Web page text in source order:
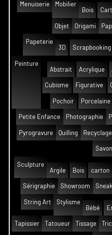
Menuiserie
Mobilier
Bois
Objet Origami
Papeterie
3D
Scrapbooking
Peinture
Abstrait
Acrylique
Cubisme Figurative
Pochoir Porcelaine
Petite Enfance Photographie
Pyrogravure Quilling Recyclage
Sculpture
Argile
Bois carton
Sérigraphie Showroom
String Art
Stylisme
Bébé
Tapissier Tatoueur Tissage